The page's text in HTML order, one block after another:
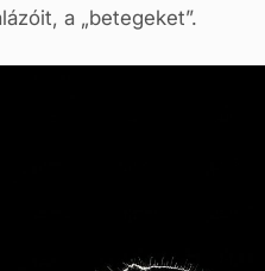
a „betegeket”.